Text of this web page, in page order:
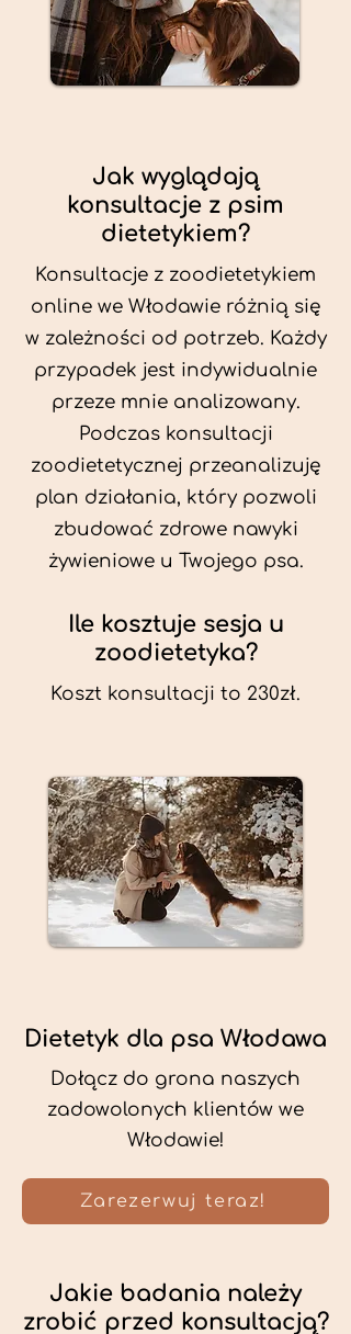
Jak wyglądają
konsultacje z psim
dietetykiem?
Konsultacje z zoodietetykiem
online we Włodawie różnią się
w zależności od potrzeb. Każdy
przypadek jest indywidualnie
przeze mnie analizowany.
Podczas konsultacji
zoodietetycznej przeanalizuję
plan działania, który pozwoli
zbudować zdrowe nawyki
żywieniowe u Twojego psa.
Ile kosztuje sesja u
zoodietetyka?
Koszt konsultacji to 230zł.
Dietetyk dla psa Włodawa
Dołącz do grona naszych
zadowolonych klientów we
Włodawie!
Zarezerwuj teraz!
Jakie badania należy
zrobić przed konsultacją?